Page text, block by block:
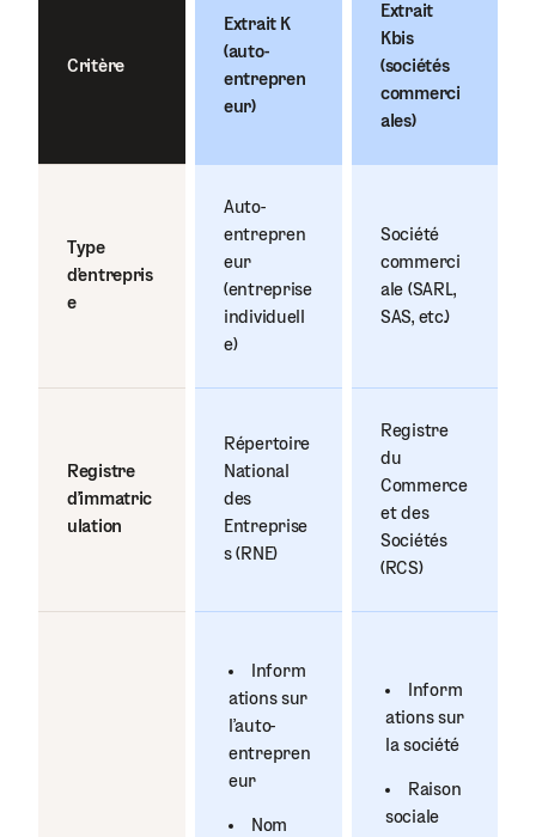
Critère
Extrait K
(auto-
entrepren
eur)
Extrait
Kbis
(sociétés
commerci
ales)
Type
d'entrepris
e
Auto-
entrepren
eur
(entreprise
individuell
e)
Société
commerci
ale (SARL,
SAS, etc.)
Registre
d'immatric
ulation
Répertoire
National
des
Entreprise
s (RNE)
Registre
du
Commerce
et des
Sociétés
(RCS)
Inform
ations sur
l'auto-
entrepren
eur
Nom
Inform
ations sur
la société
Raison
sociale